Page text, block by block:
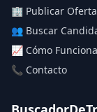
🏢 Publicar
👥 Buscar
📈 Cómo Funciona
📞 Contacto